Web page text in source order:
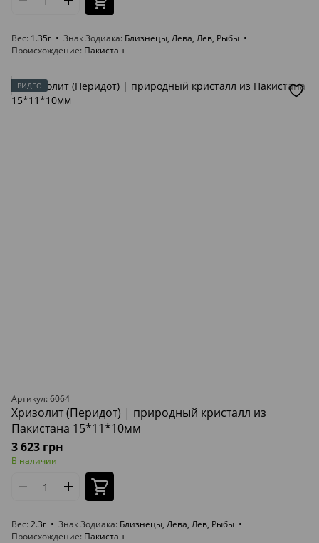
Вес 1.35г Знак Зодиака Близнецы, Дева, Лев, Рыбы
Происхождение Пакистан
ВИДЕО
Артикул: 6064
Хризолит (Перидот) | природный кристалл из
Пакистана 15*11*10мм
3 623 грн
В наличии
Вес 2.3г Знак Зодиака Близнецы, Дева, Лев, Рыбы
Происхождение Пакистан